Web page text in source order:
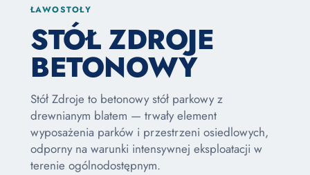
ŁAWOSTOŁY
STÓŁ ZDROJE
BETONOWY
Stół Zdroje to betonowy stół parkowy z
drewnianym blatem — trwały element
wyposażenia parków i przestrzeni osiedlowych,
odporny na warunki intensywnej eksploatacji w
terenie ogólnodostępnym.